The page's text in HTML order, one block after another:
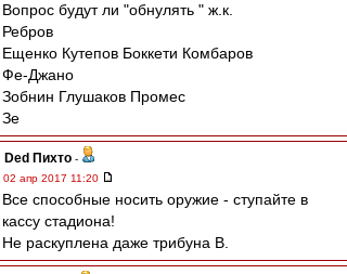
Вопрос будут ли "обнулять " ж.к.
Ребров
Ещенко Кутепов Боккети Комбаров
Фе-Джано
Зобнин Глушаков Промес
Зе
Ded Пихто -
02 апр 2017 11:20
Все способные носить оружие - ступайте в
кассу стадиона!
Не раскуплена даже трибуна В.